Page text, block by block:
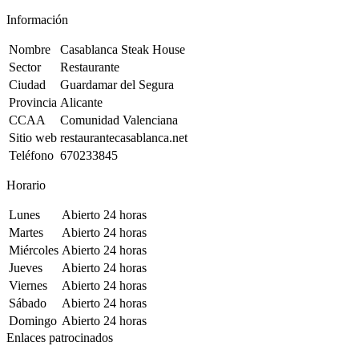
Información
Nombre
Casablanca Steak House
Sector
Restaurante
Ciudad
Guardamar del Segura
Provincia Alicante
CCAA
Comunidad Valenciana
Sitio web restaurantecasablanca.net
Teléfono 670233845
Horario
Lunes
Abierto 24 horas
Martes
Abierto 24 horas
Miércoles Abierto 24 horas
Jueves
Abierto 24 horas
Viernes
Abierto 24 horas
Sábado
Abierto 24 horas
Domingo Abierto 24 horas
Enlaces patrocinados